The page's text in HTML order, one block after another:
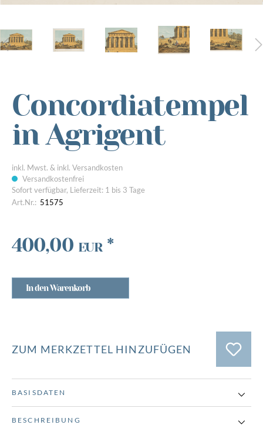
Concordiatempel
in Agrigent
inkl. Mwst. & inkl. Versandkosten
Versandkostenfrei
Sofort verfügbar, Lieferzeit: 1 bis 3 Tage
Art.Nr.: 51575
400,00 EUR *
In den Warenkorb
ZUM MERKZETTEL HINZUFÜGEN
BASISDATEN
BESCHREIBUNG